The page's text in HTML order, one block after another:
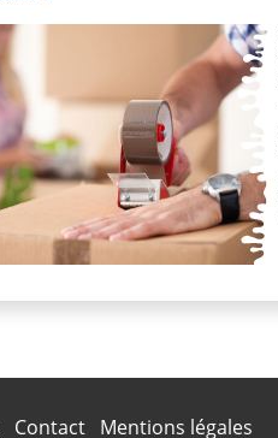
Contact Mentions légales